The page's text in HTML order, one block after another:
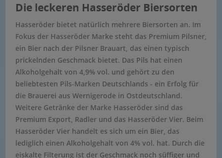
Die leckeren Hasseröder Biersorten
Hasseröder bietet natürlich mehrere Biersorten an. Im
Fokus der Hasseröder Marke steht das Premium Pilsner,
ein Bier nach der Pilsner Brauart, das einen typisch
prickelnden Geschmack bietet. Das Pils hat einen
Alkoholgehalt von 4,9% vol. und gehört zu den
beliebtesten Pils-Marken Deutschlands - ein Erfolg für
die Brauerei aus Wernigerode in Ostdeutschland.
Weitere Getränke der Marke Hasseröder sind das
Premium Export, Radler und das Hasseröder Vier. Beim
Hasseröder Vier handelt es sich um ein Bier, das
lediglich einen Alkoholgehalt von 4% vol. hat. Durch die
eiskalte Filterung ist der Geschmack noch süffiger und